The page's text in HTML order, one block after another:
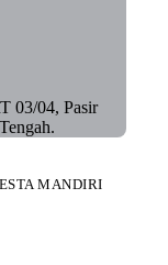
03/04, Pasir
MANDIRI